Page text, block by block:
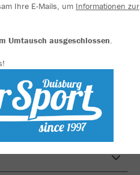
Vereinsshop des SSV
Ihre E-Mails, um Informationen zur
Umtausch ausgeschlossen.
verbessern. Weitere
Einstellungen.
akzeptieren
Alle ablehnen
mehr Infos
Impressum